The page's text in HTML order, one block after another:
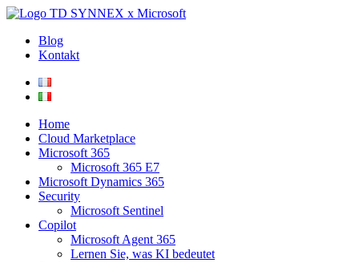
Blog
Kontakt
Home
Cloud Marketplace
Microsoft 365
Microsoft 365 E7
Microsoft Dynamics 365
Security
Microsoft Sentinel
Copilot
Microsoft Agent 365
Lernen Sie, was KI bedeutet